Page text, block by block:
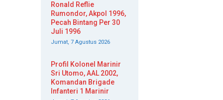
Ronald Reflie
Rumondor, Akpol 1996,
Pecah Bintang Per 30
Juli 1996
Jumat, 7 Agustus 2026
Profil Kolonel Marinir
Sri Utomo, AAL 2002,
Komandan Brigade
Infanteri 1 Marinir